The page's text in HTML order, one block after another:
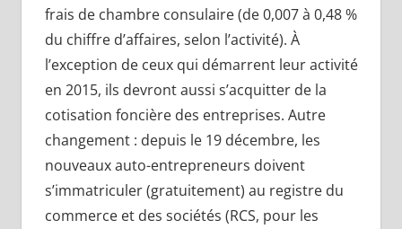
frais de chambre consulaire (de 0,007 à 0,48 %
du chiffre d’affaires, selon l’activité). À
l’exception de ceux qui démarrent leur activité
en 2015, ils devront aussi s’acquitter de la
cotisation foncière des entreprises. Autre
changement : depuis le 19 décembre, les
nouveaux auto-entrepreneurs doivent
s’immatriculer (gratuitement) au registre du
commerce et des sociétés (RCS, pour les